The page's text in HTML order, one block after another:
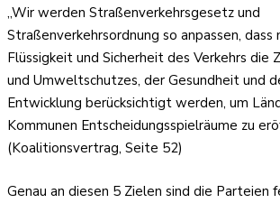
„Wir werden Straßenverkehrsgesetz und
Straßenverkehrsordnung so anpassen, dass
Flüssigkeit und Sicherheit des Verkehrs die
und Umweltschutzes, der Gesundheit und
Entwicklung berücksichtigt werden, um
Kommunen Entscheidungsspielräume zu
(Koalitionsvertrag, Seite 52)
Genau an diesen 5 Zielen sind die Parteien